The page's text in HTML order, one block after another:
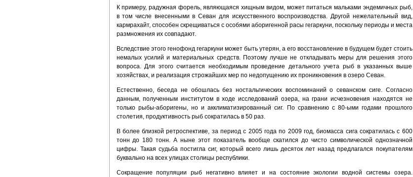
К примеру, радужная форель, являющаяся хищным видом, может питаться мальками эндемичных рыб,
в том числе внесенными в Севан для искусственного воспроизводства. Другой нежелательный вид,
кармрахайт, способен скрещиваться с особями аборигенной расы гегаркуни, поскольку периоды и места
размножения их совпадают.
Вследствие этого генофонд гегаркуни может быть утерян, а его восстановление в будущем будет стоить
немалых усилий и материальных средств. Поэтому лучше не откладывать меры для решения этого
вопроса. Для этого считается необходимым проведение детального учета рыб в указанных выше
хозяйствах, и реализация строжайших мер по недопущению их проникновения в озеро Севан.
Естественно, беседа не обошлась без ностальгических воспоминаний о севанском сиге. Согласно
данным, полученным институтом в ходе исследований озера, на грани исчезновения находятся не
только рыбы-аборигены, но и акклиматизированный сиг. По сравнению с 80-ыми годами прошлого
столетия, продуктивность рыб сократилась в 50 раз.
В более близкой ретроспективе, за период с 2005 года по 2009 год, биомасса сига сократилась с 600
тонн до 180 тонн. А ныне этот показатель вообще скатился до чисто символической однозначной
цифры. Такая судьба постигла сиг, который всего лишь десяток лет назад предлагался покупателям
буквально на всех улицах столицы республики.
Сокращение популяции рыб негативно влияет и на состояние экологии водной системы озера.